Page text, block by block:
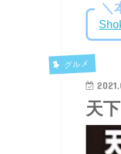
＼
グルメ
天